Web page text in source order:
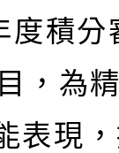
度積分
，為
表現